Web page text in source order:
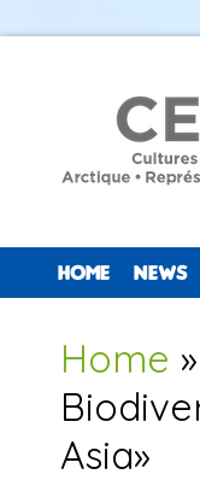
HOME NEWS
You are
Home
Asia»